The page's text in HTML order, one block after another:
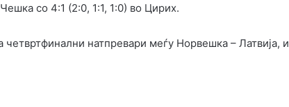
со 4:1 (2:0, 1:1, 1:0) во Цирих.
натпревари меѓу Норвешка – Латвија, и